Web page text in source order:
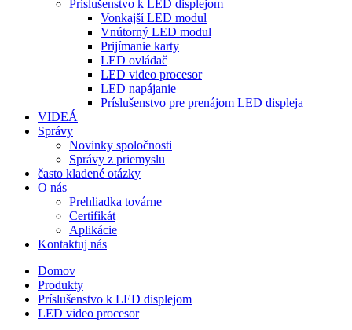
Príslušenstvo k LED displejom
Vonkajší LED modul
Vnútorný LED modul
Prijímanie karty
LED ovládač
LED video procesor
LED napájanie
Príslušenstvo pre prenájom LED displeja
VIDEÁ
Správy
Novinky spoločnosti
Správy z priemyslu
často kladené otázky
O nás
Prehliadka továrne
Certifikát
Aplikácie
Kontaktuj nás
Domov
Produkty
Príslušenstvo k LED displejom
LED video procesor